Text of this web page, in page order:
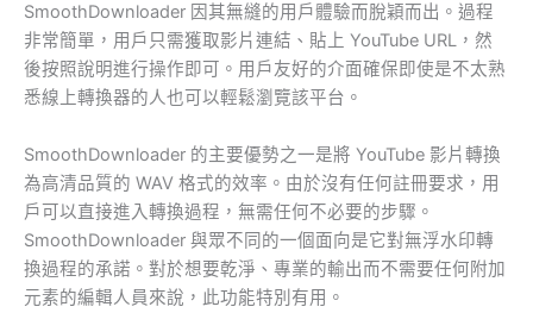
SmoothDownloader 因其無縫的用戶體驗而脫穎而出。過程
非常簡單，用戶只需獲取影片連結、貼上 YouTube URL，然
後按照說明進行操作即可。用戶友好的介面確保即使是不太熟
悉線上轉換器的人也可以輕鬆瀏覽該平台。
SmoothDownloader 的主要優勢之一是將 YouTube 影片轉換
為高清品質的 WAV 格式的效率。由於沒有任何註冊要求，用
戶可以直接進入轉換過程，無需任何不必要的步驟。
SmoothDownloader 與眾不同的一個面向是它對無浮水印轉
換過程的承諾。對於想要乾淨、專業的輸出而不需要任何附加
元素的編輯人員來說，此功能特別有用。